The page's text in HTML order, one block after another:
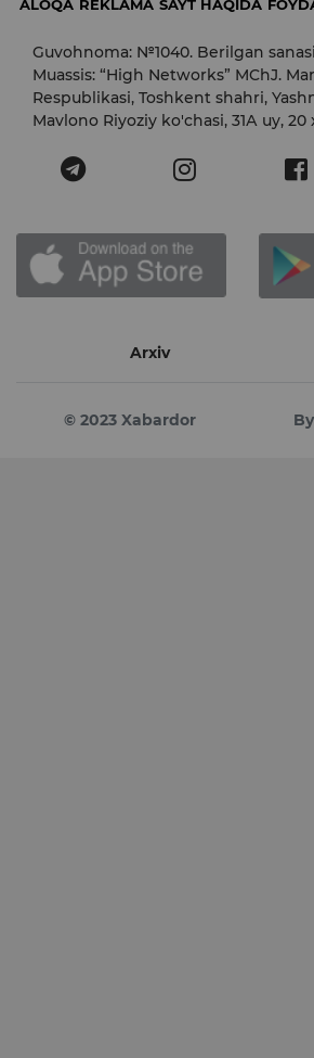
ALOQA REKLAMA SAYT HAQIDA
Guvohnoma: №1040. Berilgan
Muassis: “High Networks” MChJ.
Respublikasi, Toshkent shahri,
Mavlono Riyoziy ko'chasi, 31А uy,
Arxiv
© 2023 Xabardor